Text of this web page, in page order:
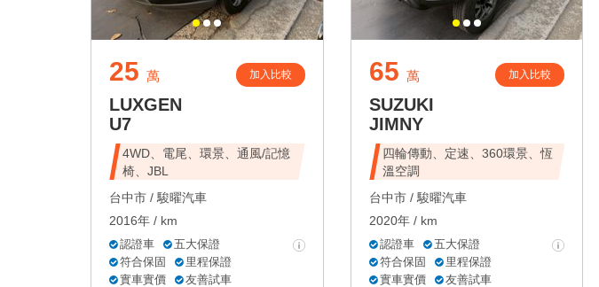
25 萬 加入比較
LUXGEN
U7
4WD、電尾、環景、通風/記憶
椅、JBL
台中市 / 駿曜汽車
2016年 / km
認證車
五大保證
符合保固
里程保證
實車實價
友善試車
65 萬 加入比較
SUZUKI
JIMNY
四輪傳動、定速、360環景、恆
溫空調
台中市 / 駿曜汽車
2020年 / km
認證車
五大保證
符合保固
里程保證
實車實價
友善試車